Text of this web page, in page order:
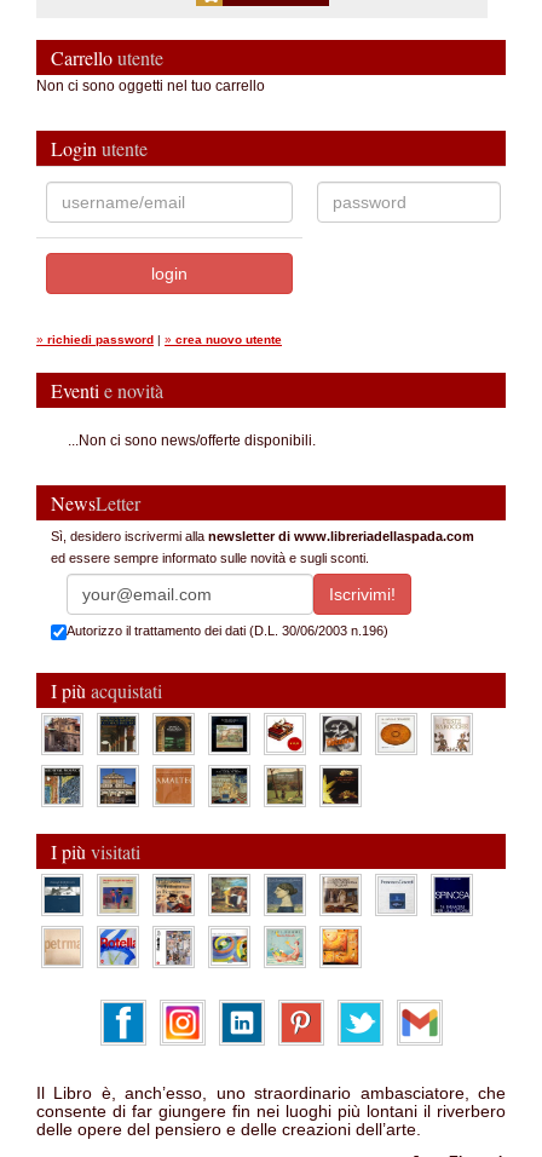
Carrelloutente
Non ci sono oggetti nel tuo carrello
Login utente
» richiedi password | » crea nuovo utente
Eventi e novità
...Non ci sono news/offerte disponibili.
NewsLetter
Sì, desidero iscrivermi alla newsletter di www.libreriadellaspada.com
ed essere sempre informato sulle novità e sugli sconti.
Autorizzo il trattamento dei dati (D.L. 30/06/2003 n.196)
I più acquistati
I più visitati
Il Libro è, anch’esso, uno straordinario ambasciatore, che
consente di far giungere fin nei luoghi più lontani il riverbero
delle opere del pensiero e delle creazioni dell’arte.